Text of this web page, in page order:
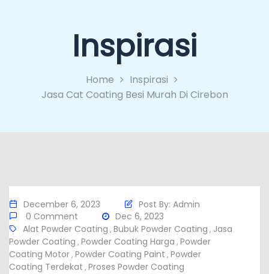
Inspirasi
Home
Inspirasi
Jasa Cat Coating Besi Murah Di Cirebon
December 6, 2023 Post By: Admin
0 Comment
Dec 6, 2023
Alat Powder Coating , Bubuk Powder Coating , Jasa
Powder Coating , Powder Coating Harga , Powder
Coating Motor, Powder Coating Paint , Powder
Coating Terdekat , Proses Powder Coating